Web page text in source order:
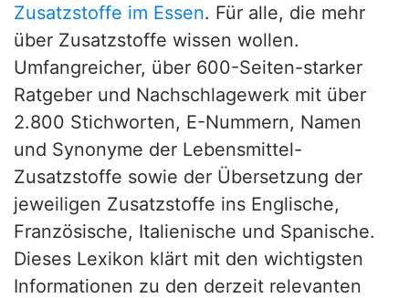
Zusatzstoffe im Essen. Für alle, die mehr
über Zusatzstoffe wissen wollen.
Umfangreicher, über 600-Seiten-starker
Ratgeber und Nachschlagewerk mit über
2.800 Stichworten, E-Nummern, Namen
und Synonyme der Lebensmittel-
Zusatzstoffe sowie der Übersetzung der
jeweiligen Zusatzstoffe ins Englische,
Französische, Italienische und Spanische.
Dieses Lexikon klärt mit den wichtigsten
Informationen zu den derzeit relevanten